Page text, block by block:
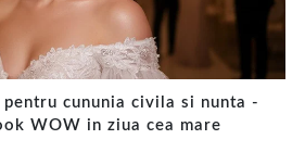
pentru cununia civila si nunta -
WOW in ziua cea mare